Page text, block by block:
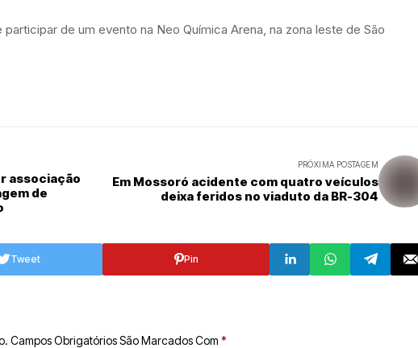
de um evento na Neo Química Arena, na zona leste de São
associação
de
PRÓXIMA POSTAGEM
Em Mossoró acidente com quatro veículos
deixa feridos no viaduto da BR-304
Tweet Pin
Campos Obrigatórios São Marcados Com *